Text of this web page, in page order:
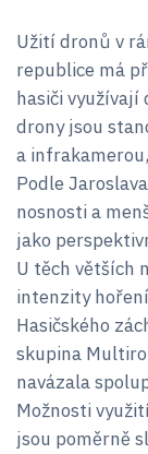
Užití dronů v
republice má
hasiči
drony jsou
a
Podle
nosnosti a
jako
U těch větších
intenzity
Hasičského
skupina
navázala
Možnosti
jsou poměrně